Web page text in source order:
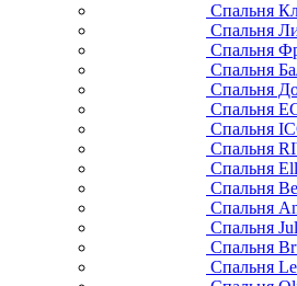
Спальня
Спальня
Спальня
Спальня
Спальня
Спальня
Спальня
Спальня
Спальня
Спальня
Спальня
Спальня
Спальня
Спальня